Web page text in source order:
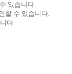
있습니다.
할 수 있습니다.
다.